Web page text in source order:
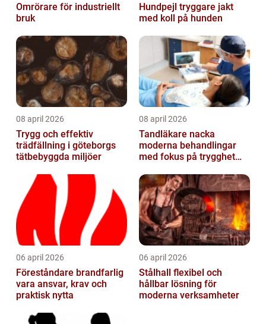
Omrörare för industriellt
bruk
Hundpejl tryggare jakt
med koll på hunden
08 april 2026
Trygg och effektiv
trädfällning i göteborgs
tätbebyggda miljöer
08 april 2026
Tandläkare nacka
moderna behandlingar
med fokus på trygghet
06 april 2026
Föreståndare brandfarlig
vara ansvar, krav och
praktisk nytta
06 april 2026
Stålhall flexibel och
hållbar lösning för
moderna verksamheter